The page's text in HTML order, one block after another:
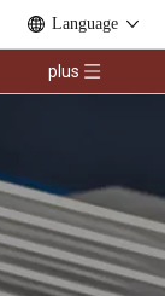
Language
plus